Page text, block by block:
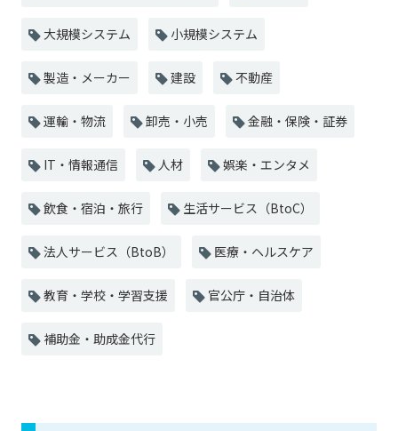
大規模システム 小規模システム
製造・メーカー 建設 不動産
運輸・物流 卸売・小売 金融・保険・証券
IT・情報通信 人材 娯楽・エンタメ
飲食・宿泊・旅行 生活サービス（BtoC）
法人サービス（BtoB） 医療・ヘルスケア
教育・学校・学習支援 官公庁・自治体
補助金・助成金代行